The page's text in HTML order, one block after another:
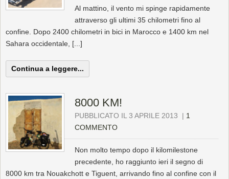
Al mattino, il vento mi spinge rapidamente
attraverso gli ultimi 35 chilometri fino al
confine. Dopo 2400 chilometri in bici in Marocco e 1400 km nel
Sahara occidentale, [...]
Continua a leggere...
8000 KM!
PUBBLICATO IL 3 APRILE 2013 | 1
COMMENTO
Non molto tempo dopo il kilomilestone
precedente, ho raggiunto ieri il segno di
8000 km tra Nouakchott e Tiguent, arrivando fino al confine con il